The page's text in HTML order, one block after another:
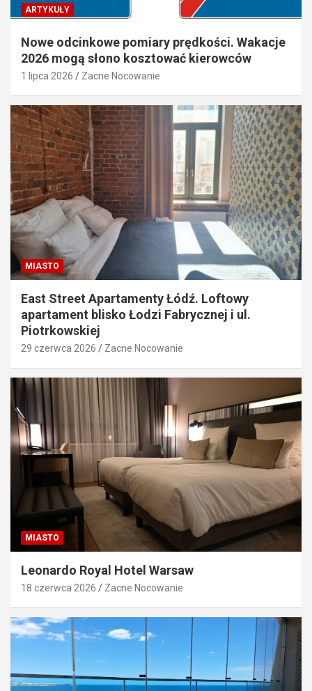
ARTYKUŁY
Nowe odcinkowe pomiary prędkości. Wakacje
2026 mogą słono kosztować kierowców
1 lipca 2026 Zacne Nocowanie
MIASTO
East Street Apartamenty Łódź. Loftowy
apartament blisko Łodzi Fabrycznej i ul.
Piotrkowskiej
29 czerwca 2026 Zacne Nocowanie
MIASTO
Leonardo Royal Hotel Warsaw
18 czerwca 2026 Zacne Nocowanie